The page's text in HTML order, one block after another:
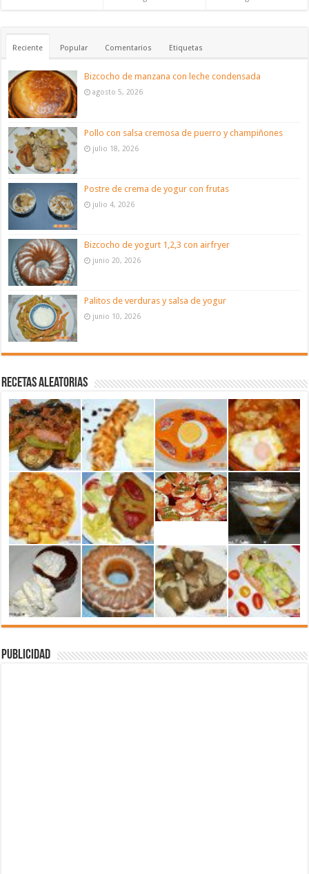
Reciente Popular Comentarios Etiquetas
Bizcocho de manzana con leche condensada
agosto 5, 2026
Pollo con salsa cremosa de puerro y champiñones
julio 18, 2026
Postre de crema de yogur con frutas
julio 4, 2026
Bizcocho de yogurt 1,2,3 con airfryer
junio 20, 2026
Palitos de verduras y salsa de yogur
junio 10, 2026
Recetas aleatorias
Publicidad